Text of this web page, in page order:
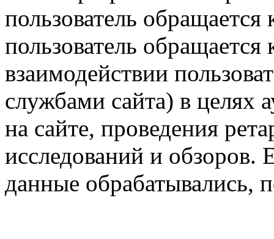
пользователь обращается
пользователь обращается
взаимодействии
службами сайта) в целях
на сайте, проведения
исследований и обзоров.
данные обрабатывались,